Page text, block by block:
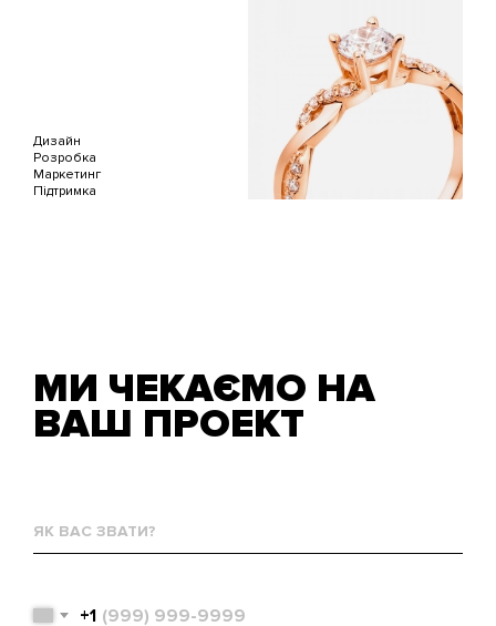
Дизайн
Розробка
Маркетинг
Підтримка
МИ ЧЕКАЄМО НА
ВАШ ПРОЕКТ
вас
Телефон
+1